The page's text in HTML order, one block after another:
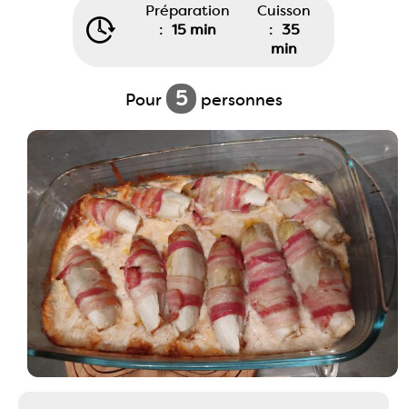
Préparation
: 15 min
Cuisson
: 35
min
Pour 5 personnes